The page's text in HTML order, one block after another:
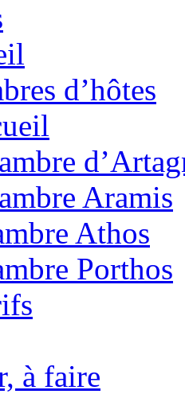
d’hôtes
Aramis
Athos
Porthos
à faire